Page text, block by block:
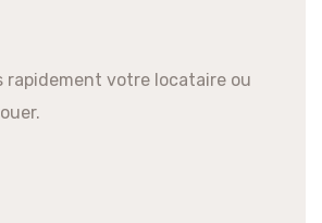
rapidement votre locataire ou